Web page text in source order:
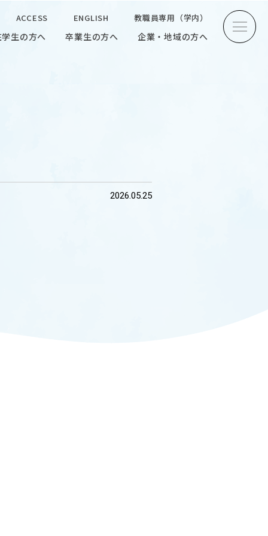
ACCESS ENGLISH 教職員専用（学内）
学生の方へ 卒業生の方へ 企業・地域の方へ
2026.05.25